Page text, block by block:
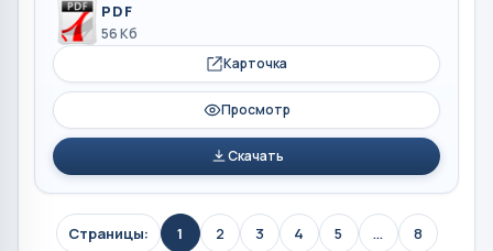
PDF
56 Кб
Карточка
Просмотр
Скачать
Страницы: 1 2 3 4 5 ...
8